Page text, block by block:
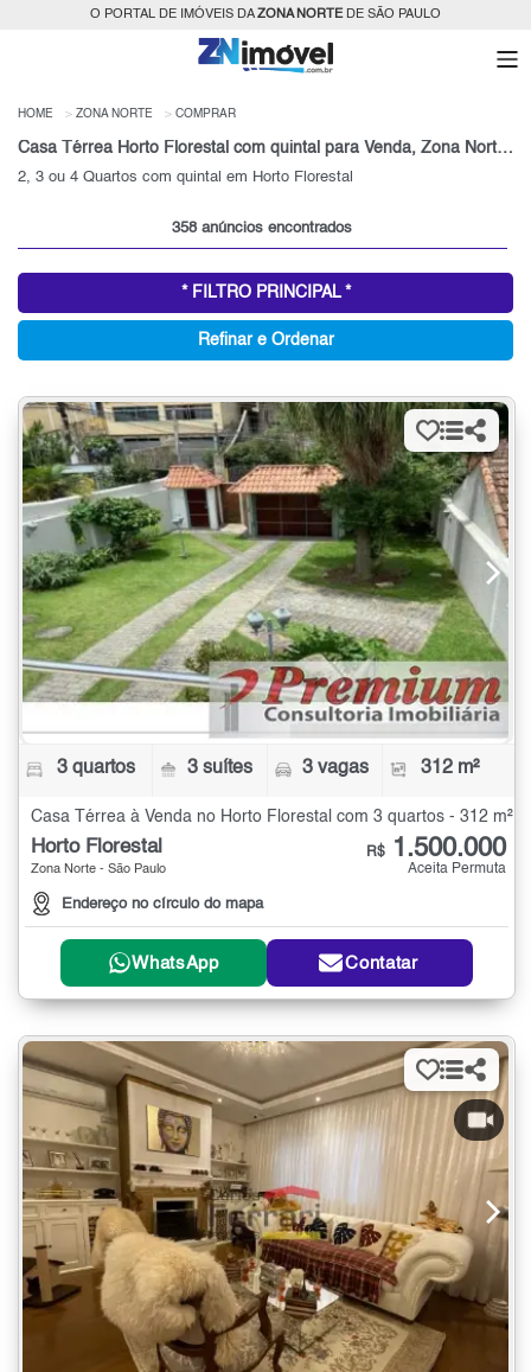
O PORTAL DE IMÓVEIS DAZONA NORTEDE SÃO PAULO
HOME ZONA NORTE COMPRAR
Casa Térrea Horto Florestal com quintal para Venda, Zona Norte, SP
2, 3 ou 4 Quartos com quintal em Horto Florestal
358 anúncios encontrados
* FILTRO PRINCIPAL *
Refinar e Ordenar
3 quartos 3 suítes 3 vagas 312 m²
Casa Térrea à Venda no Horto Florestal com 3 quartos - 312 m²
Horto Florestal
Zona Norte - São Paulo
Endereço no círculo do mapa
R$ 1.500.000
Aceita Permuta
WhatsApp Contatar